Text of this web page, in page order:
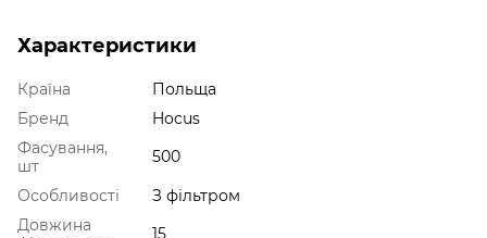
Характеристики
Країна
Польща
Бренд
Hocus
Фасування,
шт
500
Особливості
З фільтром
Довжина
15